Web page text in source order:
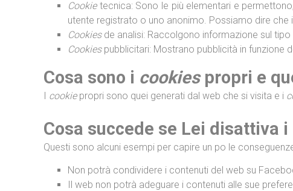
Cookietecnica: Sono le più elementari e
utente registrato o uno anonimo. Possiamo dire
Cookiesde analisi: Raccolgono informazione sul tipo
Cookiespubblicitari: Mostrano pubblicità in funzione
Cosa sono i cookiespropri e
I cookiepropri sono quei generati dal web che si visita e i
Cosa succede se Lei disattiva i
Questi sono alcuni esempi per capire un po le
Non potrà condividere i contenuti del web su
Il web non potrà adeguare i contenuti alle sue